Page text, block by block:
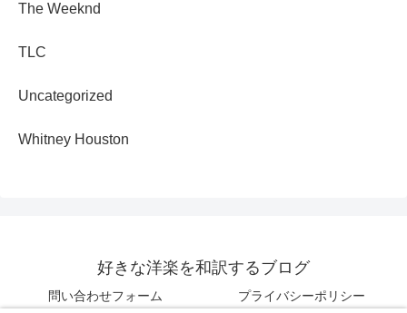
The Weeknd
TLC
Uncategorized
Whitney Houston
好きな洋楽を和訳するブログ
問い合わせフォーム プライバシーポリシー